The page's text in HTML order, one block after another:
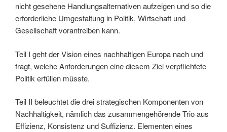
nicht gesehene Handlungsalternativen aufzeigen und so die
erforderliche Umgestaltung in Politik, Wirtschaft und
Gesellschaft vorantreiben kann.
Teil I geht der Vision eines nachhaltigen Europa nach und
fragt, welche Anforderungen eine diesem Ziel verpflichtete
Politik erfüllen müsste.
Teil II beleuchtet die drei strategischen Komponenten von
Nachhaltigkeit, nämlich das zusammengehörende Trio aus
Effizienz, Konsistenz und Suffizienz. Elementen eines